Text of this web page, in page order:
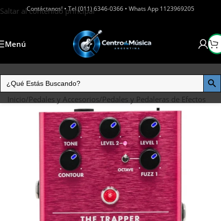
Saltar al contenido principal
Contáctanos! • Tel (011) 6346-0366 • Whats App 1123969205
Menú
Inicio/Pedales y Accesorios/Pedales y Pedaleras de Efectos